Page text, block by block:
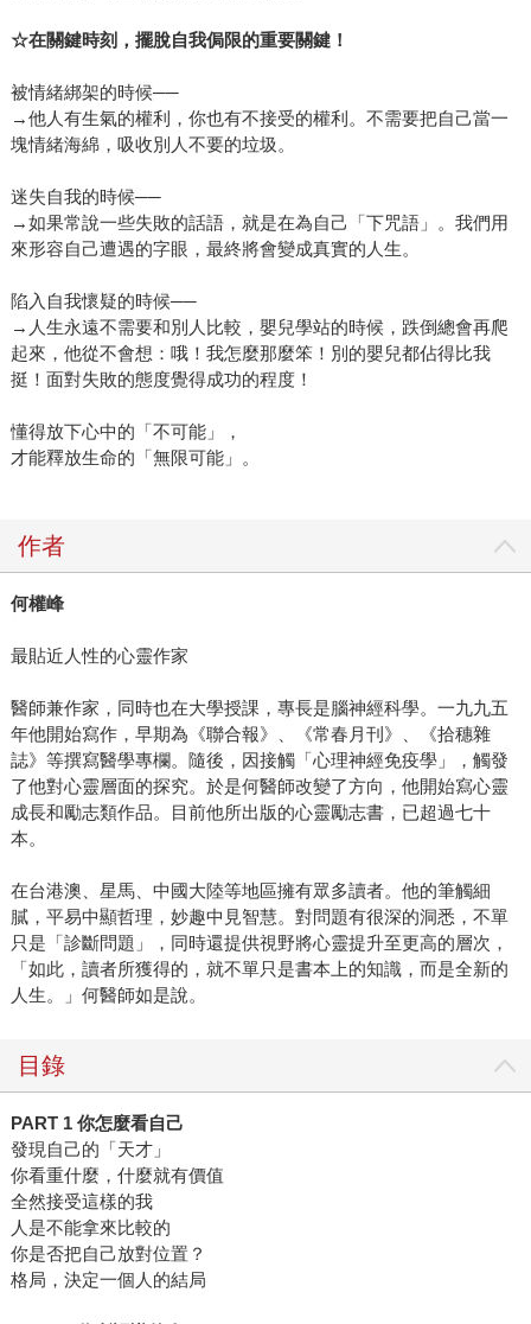
☆在關鍵時刻，擺脫自我侷限的重要關鍵！
被情緒綁架的時候──
→他人有生氣的權利，你也有不接受的權利。不需要把自己當一
塊情緒海綿，吸收別人不要的垃圾。
迷失自我的時候──
→如果常說一些失敗的話語，就是在為自己「下咒語」。我們用
來形容自己遭遇的字眼，最終將會變成真實的人生。
陷入自我懷疑的時候──
→人生永遠不需要和別人比較，嬰兒學站的時候，跌倒總會再爬
起來，他從不會想：哦！我怎麼那麼笨！別的嬰兒都佔得比我
挺！面對失敗的態度覺得成功的程度！
懂得放下心中的「不可能」，
才能釋放生命的「無限可能」。
作者
何權峰
最貼近人性的心靈作家
醫師兼作家，同時也在大學授課，專長是腦神經科學。一九九五
年他開始寫作，早期為《聯合報》、《常春月刊》、《拾穗雜
誌》等撰寫醫學專欄。隨後，因接觸「心理神經免疫學」，觸發
了他對心靈層面的探究。於是何醫師改變了方向，他開始寫心靈
成長和勵志類作品。目前他所出版的心靈勵志書，已超過七十
本。
在台港澳、星馬、中國大陸等地區擁有眾多讀者。他的筆觸細
膩，平易中顯哲理，妙趣中見智慧。對問題有很深的洞悉，不單
只是「診斷問題」，同時還提供視野將心靈提升至更高的層次，
「如此，讀者所獲得的，就不單只是書本上的知識，而是全新的
人生。」何醫師如是說。
目錄
PART 1 你怎麼看自己
發現自己的「天才」
你看重什麼，什麼就有價值
全然接受這樣的我
人是不能拿來比較的
你是否把自己放對位置？
格局，決定一個人的結局